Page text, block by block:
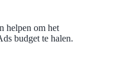
helpen om het
budget te halen.